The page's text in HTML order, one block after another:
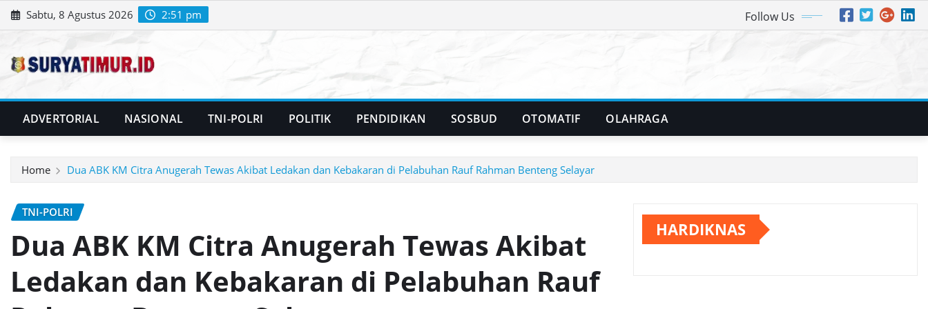
Skip
to
Sabtu, 8 Agustus 2026 2:51 pm Follow Us
ADVERTORIAL NASIONAL TNI-POLRI POLITIK PENDIDIKAN SOSBUD OTOMATIF OLAHRAGA
Home Dua ABK KM Citra Anugerah Tewas Akibat Ledakan dan Kebakaran di Pelabuhan Rauf Rahman Benteng Selayar
TNI-POLRI
Dua ABK KM Citra Anugerah Tewas Akibat
Ledakan dan Kebakaran di Pelabuhan Rauf
HARDIKNAS